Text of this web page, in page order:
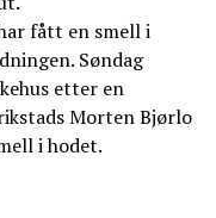
fått en smell i
Søndag
etter en
Morten Bjørlo
i hodet.